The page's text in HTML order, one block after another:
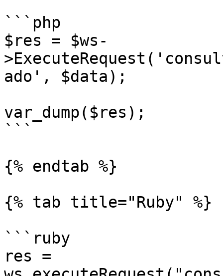
```php
$res = $ws-
ado', $data);
var_dump($res);
```
{% endtab %}
{% tab title="Ruby" %}
```ruby
res =